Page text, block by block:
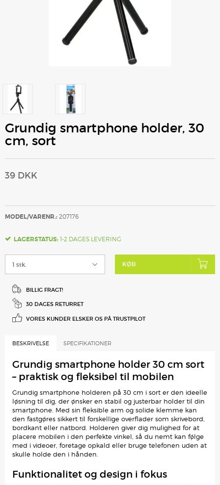
Grundig smartphone holder, 30
cm, sort
39 DKK
MODEL/VARENR.: 207176
LAGERSTATUS: 1-2 DAGES LEVERING
KØB
BILLIG FRAGT!
30 DAGES RETURRET
VORES KUNDER ELSKER OS PÅ TRUSTPILOT
BESKRIVELSE SPECIFIKATIONER
Grundig smartphone holder 30 cm sort
– praktisk og fleksibel til mobilen
Grundig smartphone holderen på 30 cm i sort er den ideelle
løsning til dig, der ønsker en stabil og justerbar holder til din
smartphone. Med sin fleksible arm og solide klemme kan
den fastgøres sikkert til forskellige overflader som skrivebord,
bordkant eller natbord. Holderen giver dig mulighed for at
placere mobilen i den perfekte vinkel, så du nemt kan følge
med i videoer, foretage opkald eller bruge telefonen uden at
skulle holde den i hånden.
Funktionalitet og design i fokus